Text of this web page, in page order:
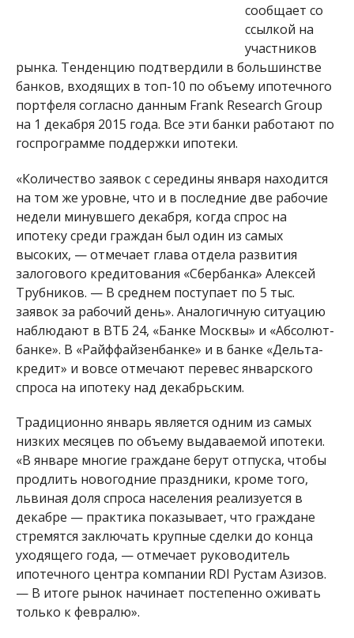
сообщает со
ссылкой на
участников
рынка. Тенденцию подтвердили в большинстве
банков, входящих в топ-10 по объему ипотечного
портфеля согласно данным Frank Research Group
на 1 декабря 2015 года. Все эти банки работают по
госпрограмме поддержки ипотеки.
«Количество заявок с середины января находится
на том же уровне, что и в последние две рабочие
недели минувшего декабря, когда спрос на
ипотеку среди граждан был один из самых
высоких, — отмечает глава отдела развития
залогового кредитования «Сбербанка» Алексей
Трубников. — В среднем поступает по 5 тыс.
заявок за рабочий день». Аналогичную ситуацию
наблюдают в ВТБ 24, «Банке Москвы» и «Абсолют-
банке». В «Райффайзенбанке» и в банке «Дельта-
кредит» и вовсе отмечают перевес январского
спроса на ипотеку над декабрьским.
Традиционно январь является одним из самых
низких месяцев по объему выдаваемой ипотеки.
«В январе многие граждане берут отпуска, чтобы
продлить новогодние праздники, кроме того,
львиная доля спроса населения реализуется в
декабре — практика показывает, что граждане
стремятся заключать крупные сделки до конца
уходящего года, — отмечает руководитель
ипотечного центра компании RDI Рустам Азизов.
— В итоге рынок начинает постепенно оживать
только к февралю».